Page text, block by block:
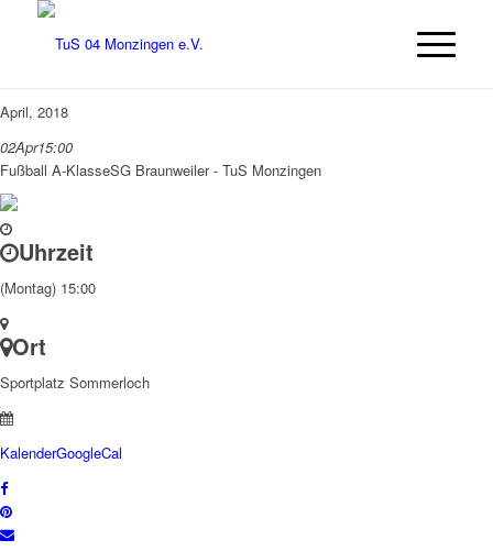
April, 2018
02Apr15:00
Fußball A-KlasseSG Braunweiler - TuS Monzingen
Uhrzeit
(Montag) 15:00
Ort
Sportplatz Sommerloch
KalenderGoogleCal